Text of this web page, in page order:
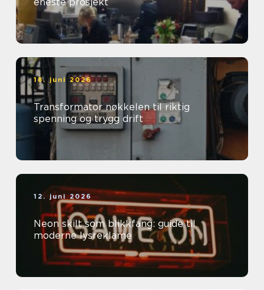
18. juni 2026
Transformator nøkkelen til riktig
spenning og trygg drift
12. juni 2026
Neon skilt som blikkfang: guide til
moderne lysreklame